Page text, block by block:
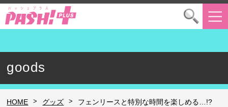
goods
HOME > グッズ >
フェンリースと特別な時間を楽しめる…!?